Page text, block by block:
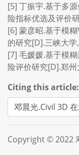
[5] 丁振宇.基于多
险指标优选及评价
[6] 蒙彦昭.基于模
的研究[D].三峡大学
[7] 毛媛媛.基于模
险评价研究[D].郑
Citing this article:
Copyright © 2022